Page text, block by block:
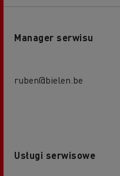
Manager serwisu
ruben@bielen.be
Usługi serwisowe